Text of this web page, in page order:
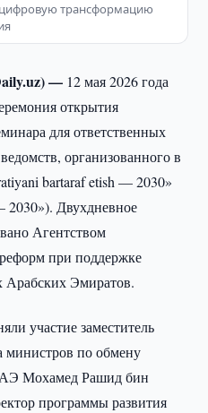
трансформацию
— 12 мая 2026 года
открытия
для ответственных
организованного в
bartaraf etish — 2030»
Двухдневное
Агентством
реформ при поддержке
Арабских Эмиратов.
участие заместитель
министров по обмену
Мохамед Рашид бин
программы развития